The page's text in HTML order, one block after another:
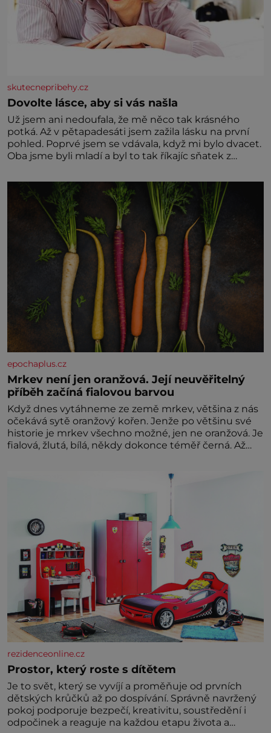
skutecnepribehy.cz
Dovolte lásce, aby si vás našla
Už jsem ani nedoufala, že mě něco tak krásného
potká. Až v pětapadesáti jsem zažila lásku na první
pohled. Poprvé jsem se vdávala, když mi bylo dvacet.
Oba jsme byli mladí a byl to tak říkajíc sňatek z
zaopatřený mladý muž. Manželství nám oběma moc
nesvědčilo, brzy jsme zjistili, že
epochaplus.cz
Mrkev není jen oranžová. Její neuvěřitelný
příběh začíná fialovou barvou
Když dnes vytáhneme ze země mrkev, většina z nás
očekává sytě oranžový kořen. Jenže po většinu své
historie je mrkev všechno možné, jen ne oranžová. Je
fialová, žlutá, bílá, někdy dokonce téměř černá. Až
nedokážeme představit. Její příběh je
rezidenceonline.cz
Prostor, který roste s dítětem
Je to svět, který se vyvíjí a proměňuje od prvních
dětských krůčků až po dospívání. Správně navržený
pokoj podporuje bezpečí, kreativitu, soustředění i
odpočinek a reaguje na každou etapu života a